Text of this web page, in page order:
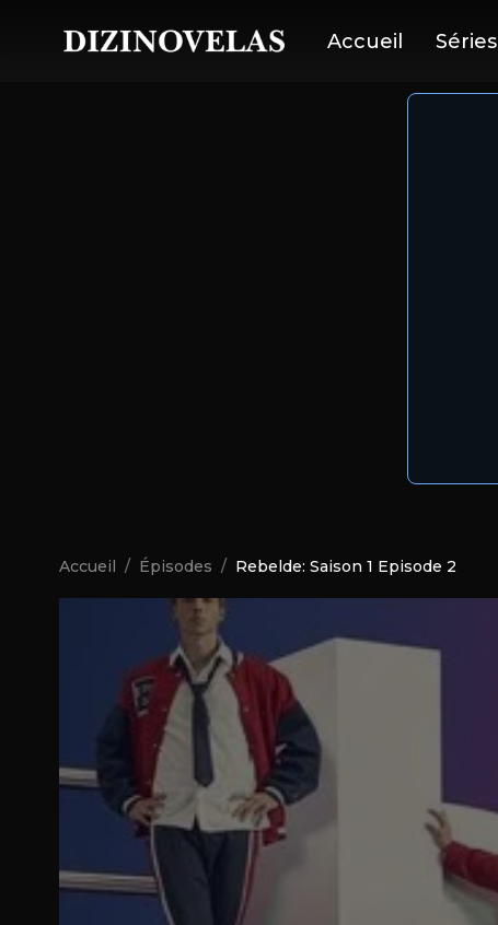
Accueil Séries
Accueil Épisodes Rebelde: Saison 1 Episode 2